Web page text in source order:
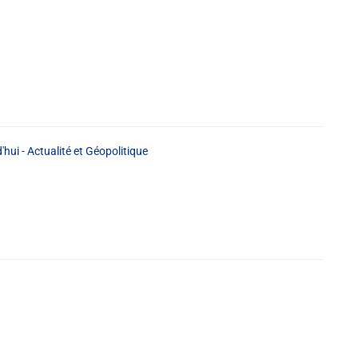
- Actualité et Géopolitique